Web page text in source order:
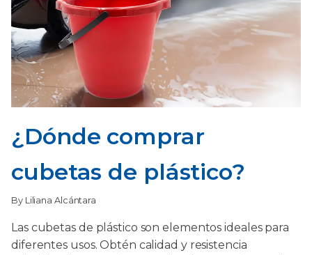
¿Dónde comprar
cubetas de plástico?
By Liliana Alcántara
Las cubetas de plástico son elementos ideales para
diferentes usos. Obtén calidad y resistencia